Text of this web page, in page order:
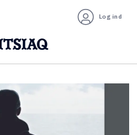
Log ind